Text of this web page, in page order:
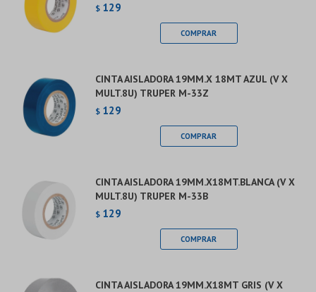
$ 129
CINTA AISLADORA 19MM.X 18MT AZUL (V X
MULT.8U) TRUPER M-33Z
$ 129
CINTA AISLADORA 19MM.X18MT.BLANCA (V X
MULT.8U) TRUPER M-33B
$ 129
CINTA AISLADORA 19MM.X18MT GRIS (V X